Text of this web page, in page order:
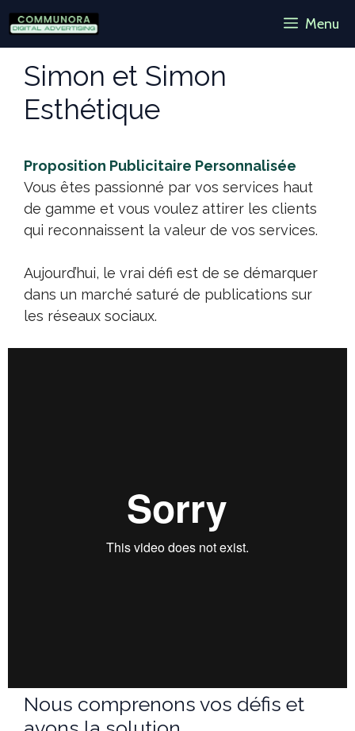
Aller
au
contenu
Menu
Simon et Simon
Esthétique
Proposition Publicitaire Personnalisée
Vous êtes passionné par vos services haut
de gamme et vous voulez attirer les clients
qui reconnaissent la valeur de vos services.
Aujourd’hui, le vrai défi est de se démarquer
dans un marché saturé de publications sur
les réseaux sociaux.
Nous comprenons vos défis et